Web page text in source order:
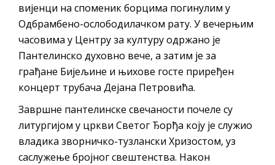
вијенци на споменик борцима погинулим у
Одбрамбено-ослободилачком рату. У вечерњим
часовима у Центру за културу одржано је
Пантелинско духовно вече, а затим је за
грађане Бијељине и њихове госте приређен
концерт трубача Дејана Петровића.
Завршне пантелинске свечаности почеле су
литургијом у цркви Светог Ђорђа коју је служио
владика зворничко-тузлански Хризостом, уз
саслужење бројног свештенства. Након